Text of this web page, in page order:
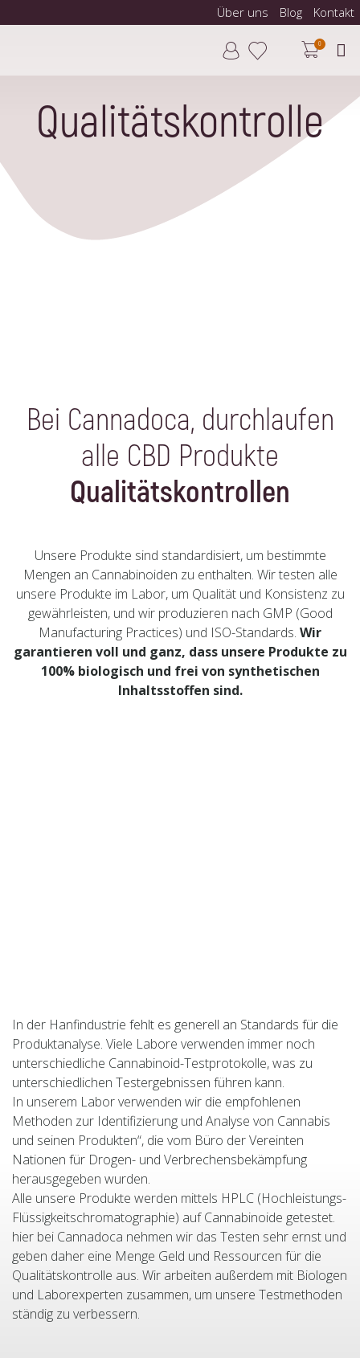
Über uns Blog Kontakt
0
Qualitätskontrolle
Bei Cannadoca, durchlaufen
alle CBD Produkte
Qualitätskontrollen
Unsere Produkte sind standardisiert, um bestimmte
Mengen an Cannabinoiden zu enthalten. Wir testen alle
unsere Produkte im Labor, um Qualität und Konsistenz zu
gewährleisten, und wir produzieren nach GMP (Good
Manufacturing Practices) und ISO-Standards. Wir
garantieren voll und ganz, dass unsere Produkte zu
100% biologisch und frei von synthetischen
Inhaltsstoffen sind.
In der Hanfindustrie fehlt es generell an Standards für die
Produktanalyse. Viele Labore verwenden immer noch
unterschiedliche Cannabinoid-Testprotokolle, was zu
unterschiedlichen Testergebnissen führen kann.
In unserem Labor verwenden wir die empfohlenen
Methoden zur Identifizierung und Analyse von Cannabis
und seinen Produkten“, die vom Büro der Vereinten
Nationen für Drogen- und Verbrechensbekämpfung
herausgegeben wurden.
Alle unsere Produkte werden mittels HPLC (Hochleistungs-
Flüssigkeitschromatographie) auf Cannabinoide getestet.
hier bei Cannadoca nehmen wir das Testen sehr ernst und
geben daher eine Menge Geld und Ressourcen für die
Qualitätskontrolle aus. Wir arbeiten außerdem mit Biologen
und Laborexperten zusammen, um unsere Testmethoden
ständig zu verbessern.